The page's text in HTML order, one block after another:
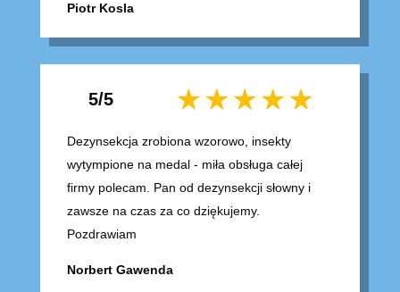
Piotr Kosla
5/5
Dezynsekcja zrobiona wzorowo, insekty
wytympione na medal - miła obsługa całej
firmy polecam. Pan od dezynsekcji słowny i
zawsze na czas za co dziękujemy.
Pozdrawiam
Norbert Gawenda